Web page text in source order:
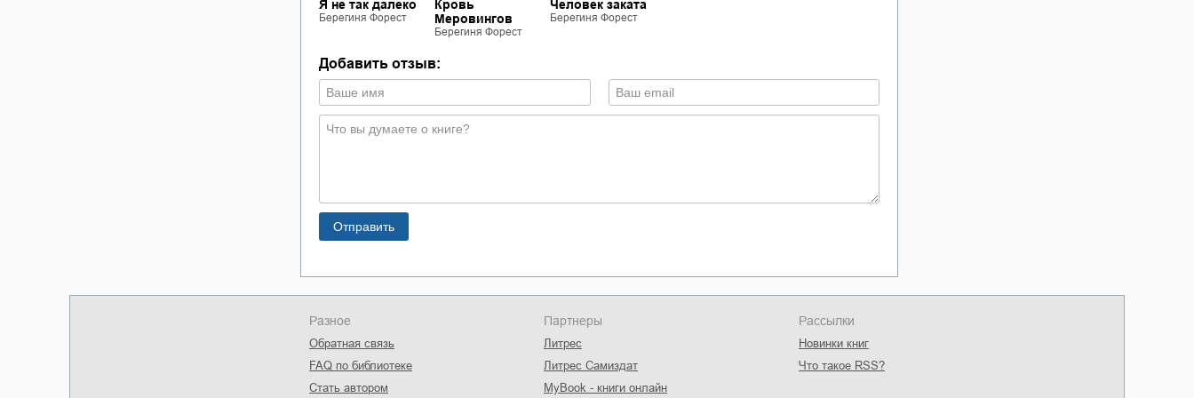
Я не так далеко
Берегиня Форест
Кровь
Меровингов
Берегиня Форест
Человек заката
Берегиня Форест
Добавить отзыв:
Разное
Обратная связь
FAQ по библиотеке
Стать автором
Партнеры
Литрес
Литрес Самиздат
MyBook - книги онлайн
Рассылки
Новинки книг
Что такое RSS?